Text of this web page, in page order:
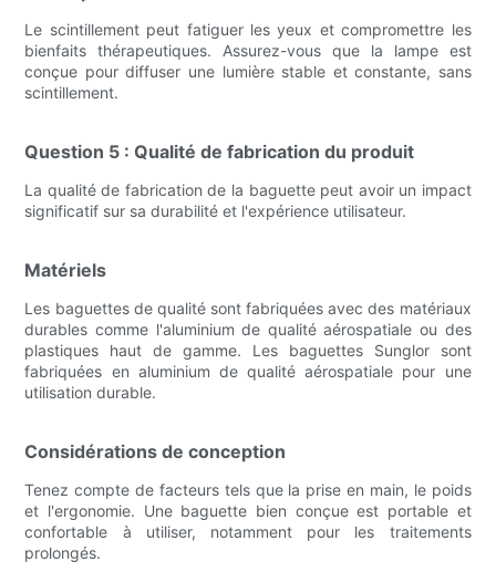
Le scintillement peut fatiguer les yeux et compromettre les
bienfaits thérapeutiques. Assurez-vous que la lampe est
conçue pour diffuser une lumière stable et constante, sans
scintillement.
Question 5 : Qualité de fabrication du produit
La qualité de fabrication de la baguette peut avoir un impact
significatif sur sa durabilité et l'expérience utilisateur.
Matériels
Les baguettes de qualité sont fabriquées avec des matériaux
durables comme l'aluminium de qualité aérospatiale ou des
plastiques haut de gamme. Les baguettes Sunglor sont
fabriquées en aluminium de qualité aérospatiale pour une
utilisation durable.
Considérations de conception
Tenez compte de facteurs tels que la prise en main, le poids
et l'ergonomie. Une baguette bien conçue est portable et
confortable à utiliser, notamment pour les traitements
prolongés.